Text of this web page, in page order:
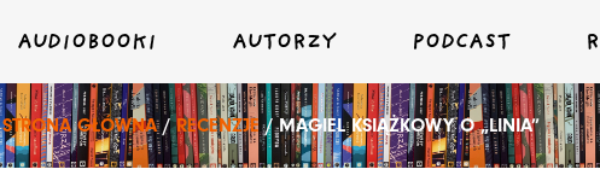
AUDIOBOOKI AUTORZY PODCAST
STRONA GŁÓWNA/RECENZJE/ MAGIEL KSIĄŻKOWY O „LINIA”